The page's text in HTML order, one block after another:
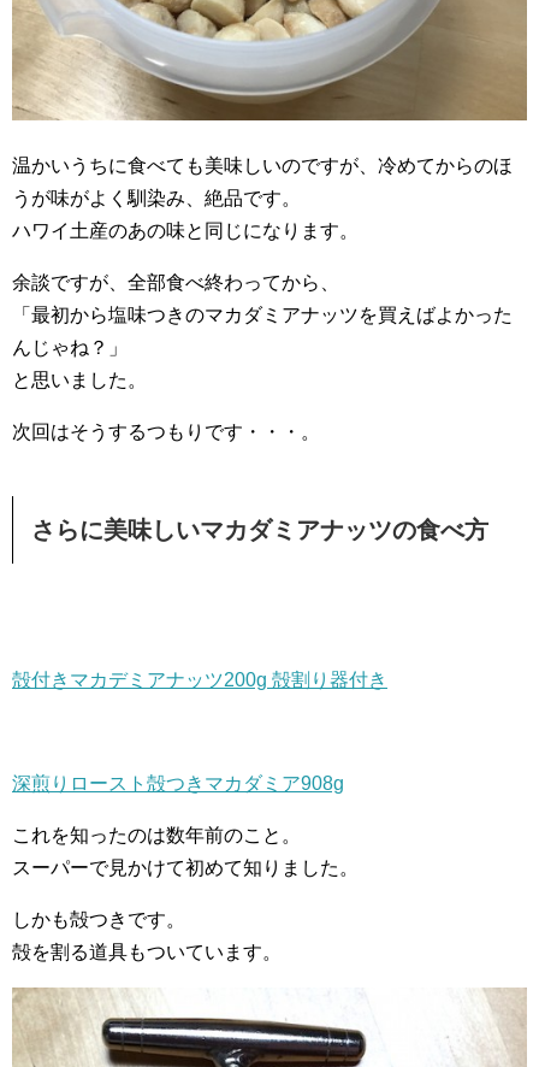
温かいうちに食べても美味しいのですが、冷めてからのほ
うが味がよく馴染み、絶品です。
ハワイ土産のあの味と同じになります。
余談ですが、全部食べ終わってから、
「最初から塩味つきのマカダミアナッツを買えばよかった
んじゃね？」
と思いました。
次回はそうするつもりです・・・。
さらに美味しいマカダミアナッツの食べ方
殻付きマカデミアナッツ200g 殻割り器付き
深煎りロースト殻つきマカダミア908g
これを知ったのは数年前のこと。
スーパーで見かけて初めて知りました。
しかも殻つきです。
殻を割る道具もついています。